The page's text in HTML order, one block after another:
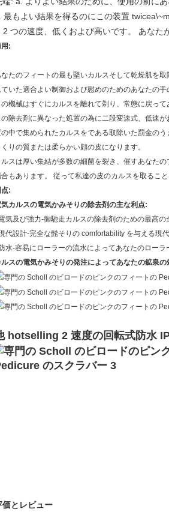
最もよい結果を得るのにこの装置
2 つの速度、低くおよび高いです。 あなた
:
たのフィートの最も堅いカルスそして乾燥肌を
いた適合よい制御および慰めのためのあなたの手
機械はすぐにカルスを離れて剃り、常態に戻っ
除去剤に異なった処置の為に二段変速式、低速
中で集められたカルスをである取除いた罰金の
りの質または柔らかい顔の皮になります。
スは厚い集結が多数の細菌を裂き、催すあなた
もあります。 従って私達の皮のカルスを取ること
:
カルスの電気かみそりの除去剤の主な利点:
気及び強力-御馳走カルスの除去剤のための最高
代設計-完全な髭そりの comfortability を与える現
水-容易にローラーの流水によってあなたのローラ
スの電気かみそりの発注によってあなたの鉱泉
hotselling 2 速度の回転式防水
価とレビュー